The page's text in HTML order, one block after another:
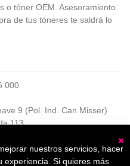
o tóner OEM. Asesoramiento
de tus tóneres te saldrá lo
000
9 (Pol. Ind. Can Misser)
113
nuestros servicios, hacer
experiencia. Si quieres más